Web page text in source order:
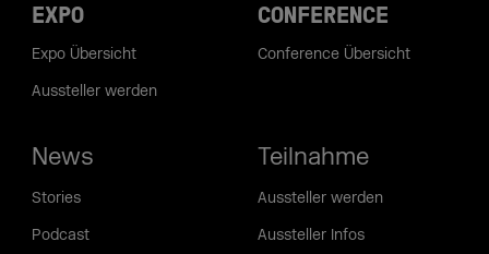
EXPO
Expo Übersicht
Aussteller werden
CONFERENCE
Conference Übersicht
News
Stories
Podcast
Teilnahme
Aussteller werden
Aussteller Infos